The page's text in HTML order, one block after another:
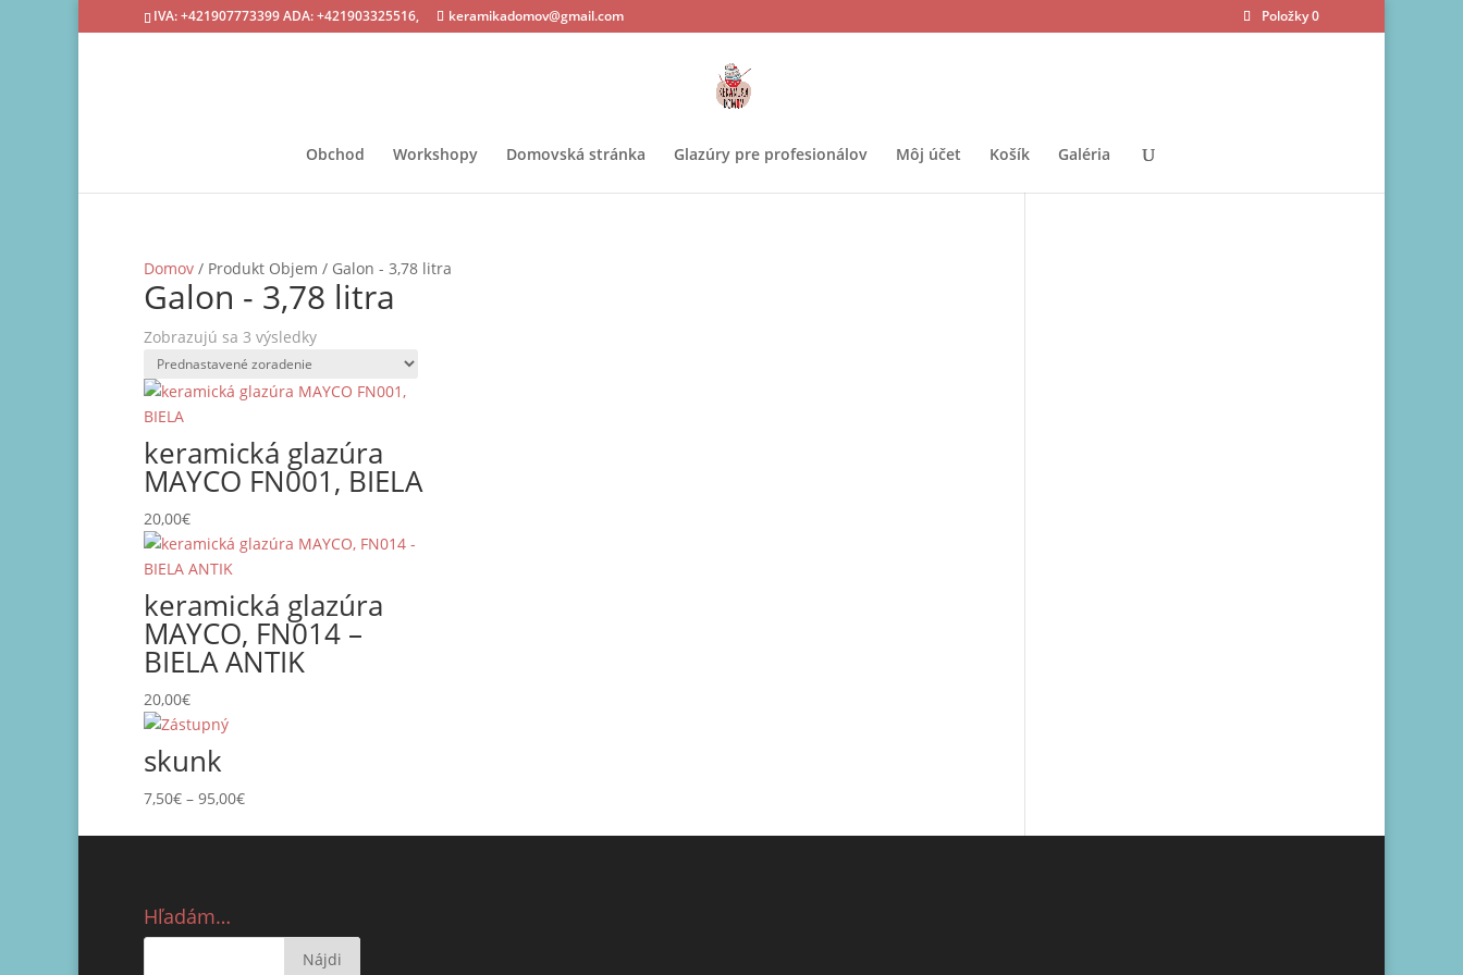
IVA: +421907773399 ADA: +421903325516, keramikadomov@gmail.com Položky 0
Obchod Workshopy Domovská stránka Glazúry pre profesionálov Môj účet Košík Galéria
Domov / Produkt Objem / Galon - 3,78 litra
Galon - 3,78 litra
Zobrazujú sa 3 výsledky
keramická glazúra
MAYCO FN001, BIELA
20,00€
keramická glazúra
MAYCO, FN014 –
BIELA ANTIK
20,00€
skunk
7,50€ – 95,00€Price
Hľadám…